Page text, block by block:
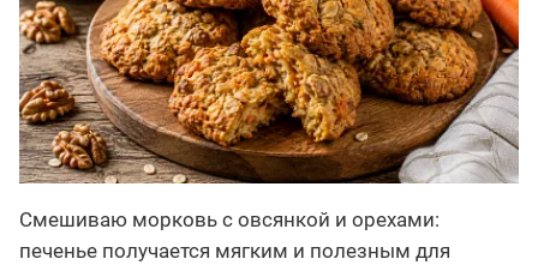
Смешиваю морковь с овсянкой и орехами:
печенье получается мягким и полезным для